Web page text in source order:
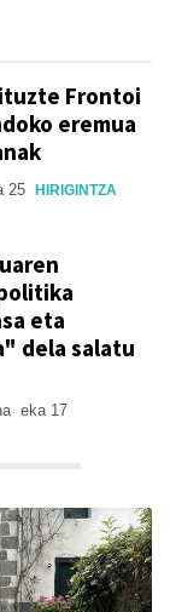
Frontoi
eremua
25 HIRIGINTZA
eta
dela salatu
eka 17